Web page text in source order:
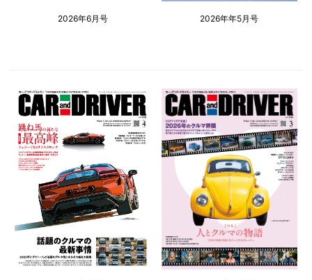
2026年6月号 2026年年5月号